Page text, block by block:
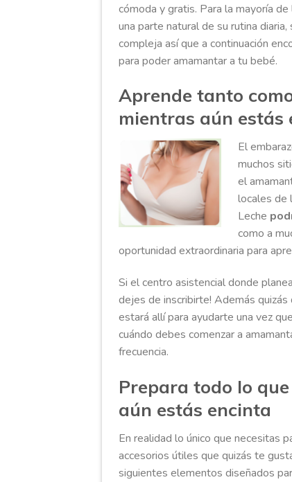
cómoda y gratis. Para la mayoría
una parte natural de su rutina
compleja así que a continuación
para poder amamantar a tu bebé.
Aprende tanto
mientras aún estás
El
muchos
el
locales de
Leche
como a
oportunidad extraordinaria para
Si el centro asistencial donde
dejes de inscribirte! Además
estará allí para ayudarte una vez
cuándo debes comenzar a
frecuencia.
Prepara todo lo
aún estás encinta
En realidad lo único que necesitas
accesorios útiles que quizás te
siguientes elementos diseñados